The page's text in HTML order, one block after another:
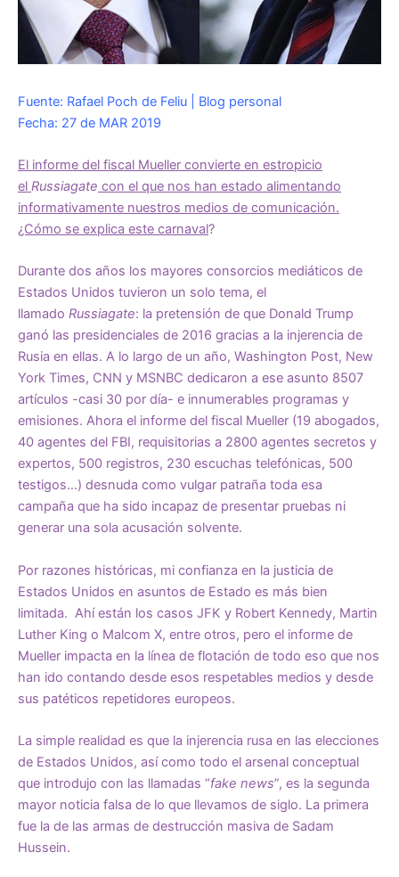
Fuente: Rafael Poch de Feliu | Blog personal
Fecha: 27 de MAR 2019
El informe del fiscal Mueller convierte en estropicio
el Russiagate con el que nos han estado alimentando
informativamente nuestros medios de comunicación.
¿Cómo se explica este carnaval?
Durante dos años los mayores consorcios mediáticos de
Estados Unidos tuvieron un solo tema, el
llamado Russiagate: la pretensión de que Donald Trump
ganó las presidenciales de 2016 gracias a la injerencia de
Rusia en ellas. A lo largo de un año, Washington Post, New
York Times, CNN y MSNBC dedicaron a ese asunto 8507
artículos -casi 30 por día- e innumerables programas y
emisiones. Ahora el informe del fiscal Mueller (19 abogados,
40 agentes del FBI, requisitorias a 2800 agentes secretos y
expertos, 500 registros, 230 escuchas telefónicas, 500
testigos…) desnuda como vulgar patraña toda esa
campaña que ha sido incapaz de presentar pruebas ni
generar una sola acusación solvente.
Por razones históricas, mi confianza en la justicia de
Estados Unidos en asuntos de Estado es más bien
limitada. Ahí están los casos JFK y Robert Kennedy, Martin
Luther King o Malcom X, entre otros, pero el informe de
Mueller impacta en la línea de flotación de todo eso que nos
han ido contando desde esos respetables medios y desde
sus patéticos repetidores europeos.
La simple realidad es que la injerencia rusa en las elecciones
de Estados Unidos, así como todo el arsenal conceptual
que introdujo con las llamadas “fake news”, es la segunda
mayor noticia falsa de lo que llevamos de siglo. La primera
fue la de las armas de destrucción masiva de Sadam
Hussein.